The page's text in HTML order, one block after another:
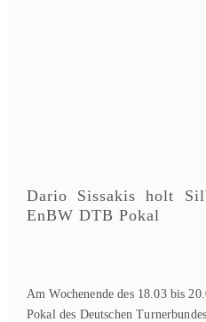
Dario Sissakis holt
EnBW DTB Pokal
Am Wochenende des 18.03 bis
Pokal des Deutschen